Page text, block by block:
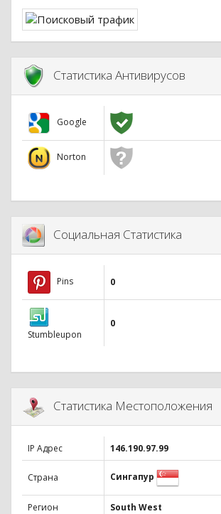
Статистика Антивирусов
Google
Norton
Социальная Статистика
Pins 0
Stumbleupon
0
Статистика Местоположения
IP Адрес 146.190.97.99
Страна Сингапур
Регион
South West